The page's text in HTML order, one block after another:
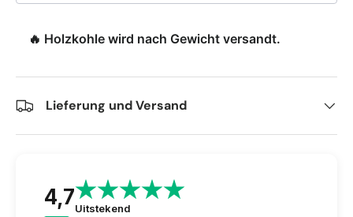
🔥 Holzkohle wird nach Gewicht versandt.
Lieferung und Versand
4,7Uitstekend